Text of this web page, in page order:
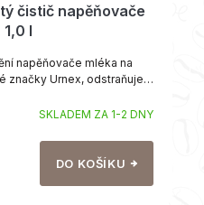
čistič napěňovače
l
SKLADEM ZA 1-2 DNY
DO KOŠÍKU
napěňovače mléka na
značky Urnex, odstraňuje